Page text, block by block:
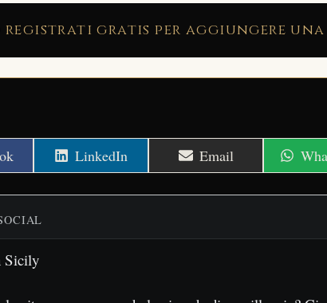
registrati gratis per aggiungere
Share
on
LinkedIn Share
on
Email
on